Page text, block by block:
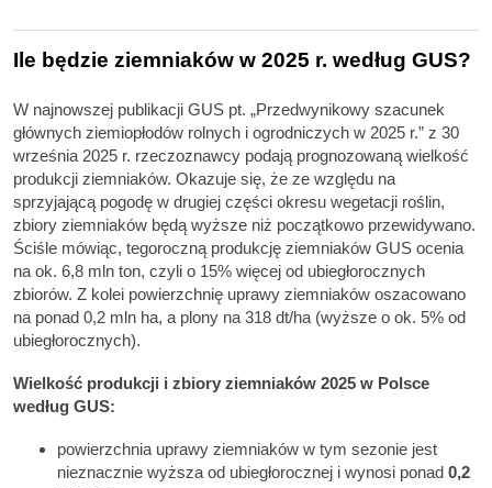
Ile będzie ziemniaków w 2025 r. według GUS?
W najnowszej publikacji GUS pt. „Przedwynikowy szacunek
głównych ziemiopłodów rolnych i ogrodniczych w 2025 r.” z 30
września 2025 r. rzeczoznawcy podają prognozowaną wielkość
produkcji ziemniaków. Okazuje się, że ze względu na
sprzyjającą pogodę w drugiej części okresu wegetacji roślin,
zbiory ziemniaków będą wyższe niż początkowo przewidywano.
Ściśle mówiąc, tegoroczną produkcję ziemniaków GUS ocenia
na ok. 6,8 mln ton, czyli o 15% więcej od ubiegłorocznych
zbiorów. Z kolei powierzchnię uprawy ziemniaków oszacowano
na ponad 0,2 mln ha, a plony na 318 dt/ha (wyższe o ok. 5% od
ubiegłorocznych).
Wielkość produkcji i zbiory ziemniaków 2025 w Polsce
według GUS:
powierzchnia uprawy ziemniaków w tym sezonie jest
nieznacznie wyższa od ubiegłorocznej i wynosi ponad 0,2